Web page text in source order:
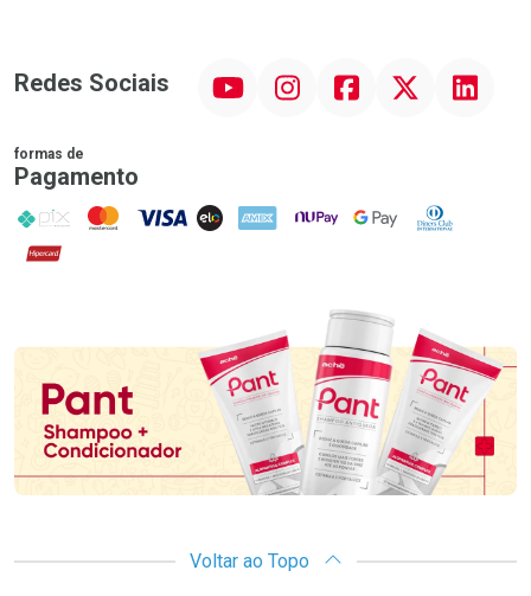
Redes Sociais InstagramFacebookTwitter Linkedin
formas de
Pagamento
PIX MasterCard
VISA ELO AMEX NuPay Google PayDiners Club
Hipercard
Promoção em Destaque
Voltar ao Topo